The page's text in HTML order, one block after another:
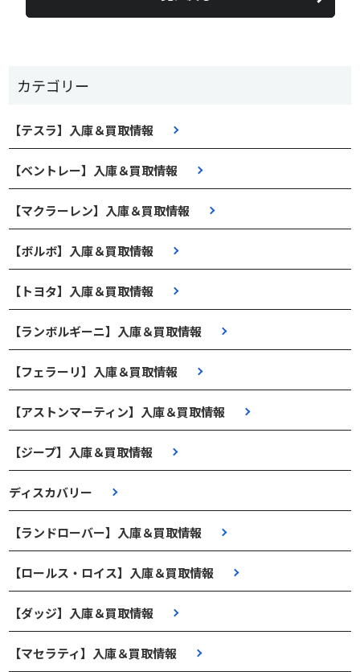
カテゴリー
【テスラ】入庫＆買取情報
【ベントレー】入庫＆買取情報
【マクラーレン】入庫＆買取情報
【ボルボ】入庫＆買取情報
【トヨタ】入庫＆買取情報
【ランボルギーニ】入庫＆買取情報
【フェラーリ】入庫＆買取情報
【アストンマーティン】入庫＆買取情報
【ジープ】入庫＆買取情報
ディスカバリー
【ランドローバー】入庫＆買取情報
【ロールス・ロイス】入庫＆買取情報
【ダッジ】入庫＆買取情報
【マセラティ】入庫＆買取情報